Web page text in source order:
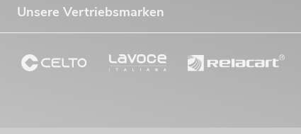
Unsere Vertriebsmarken